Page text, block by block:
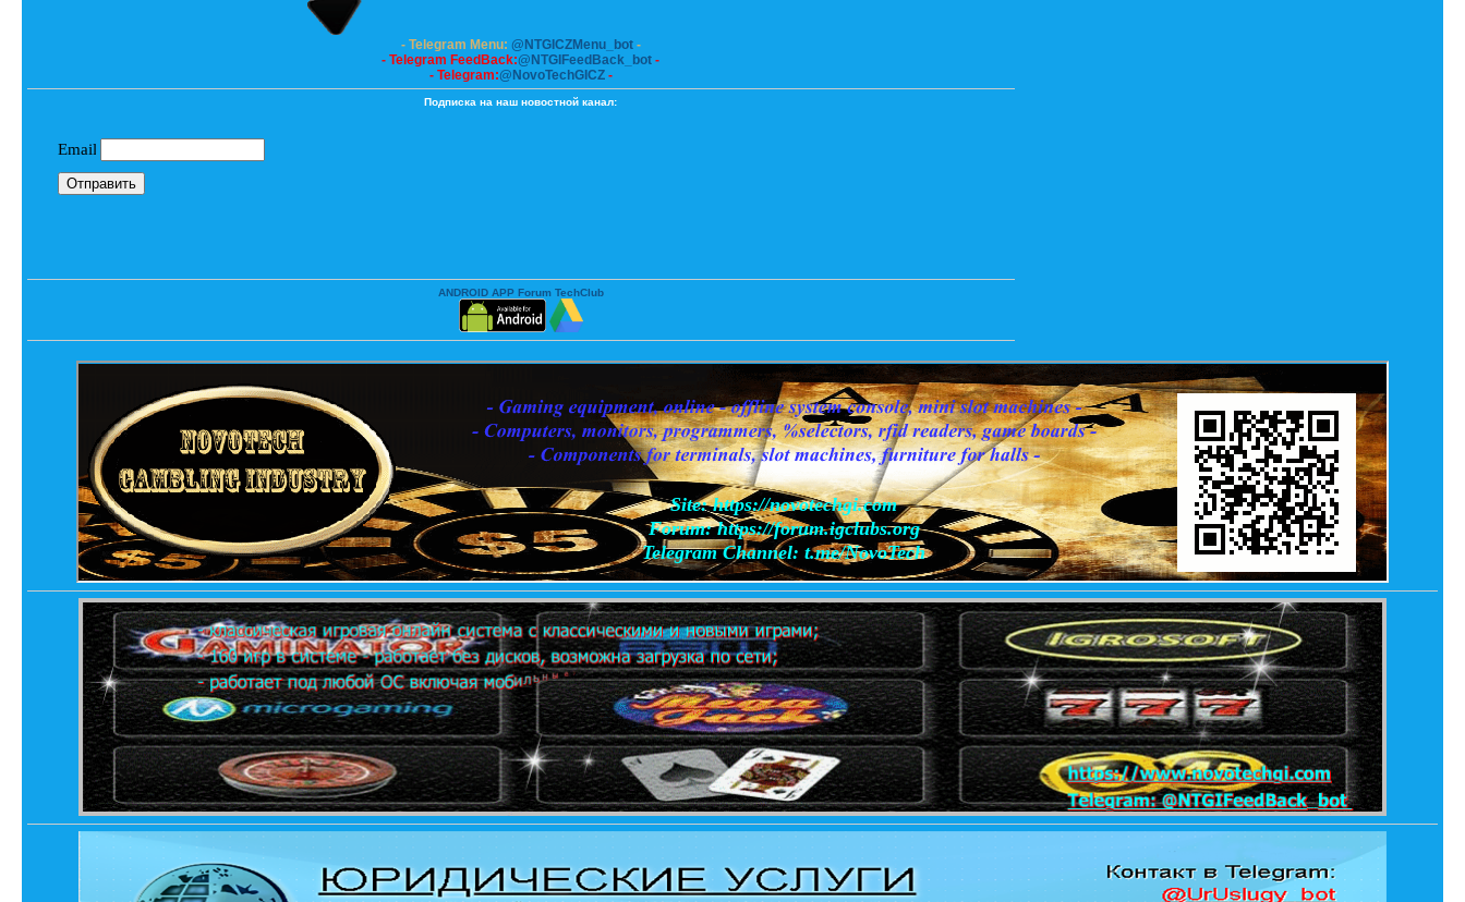
- Telegram Menu: @NTGICZMenu_bot-
- Telegram FeedBack:@NTGIFeedBack_bot -
- Telegram:@NovoTechGICZ-
Подписка на наш новостной канал:
ANDROID APP Forum TechClub